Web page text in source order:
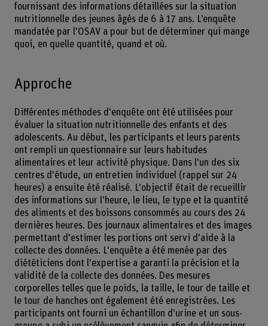
fournissant des informations détaillées sur la situation
nutritionnelle des jeunes âgés de 6 à 17 ans. L’enquête
mandatée par l’OSAV a pour but de déterminer qui mange
quoi, en quelle quantité, quand et où.
Approche
Différentes méthodes d'enquête ont été utilisées pour
évaluer la situation nutritionnelle des enfants et des
adolescents. Au début, les participants et leurs parents
ont rempli un questionnaire sur leurs habitudes
alimentaires et leur activité physique. Dans l'un des six
centres d'étude, un entretien individuel (rappel sur 24
heures) a ensuite été réalisé. L'objectif était de recueillir
des informations sur l'heure, le lieu, le type et la quantité
des aliments et des boissons consommés au cours des 24
dernières heures. Des journaux alimentaires et des images
permettant d'estimer les portions ont servi d'aide à la
collecte des données. L'enquête a été menée par des
diététiciens dont l'expertise a garanti la précision et la
validité de la collecte des données. Des mesures
corporelles telles que le poids, la taille, le tour de taille et
le tour de hanches ont également été enregistrées. Les
participants ont fourni un échantillon d'urine et un sous-